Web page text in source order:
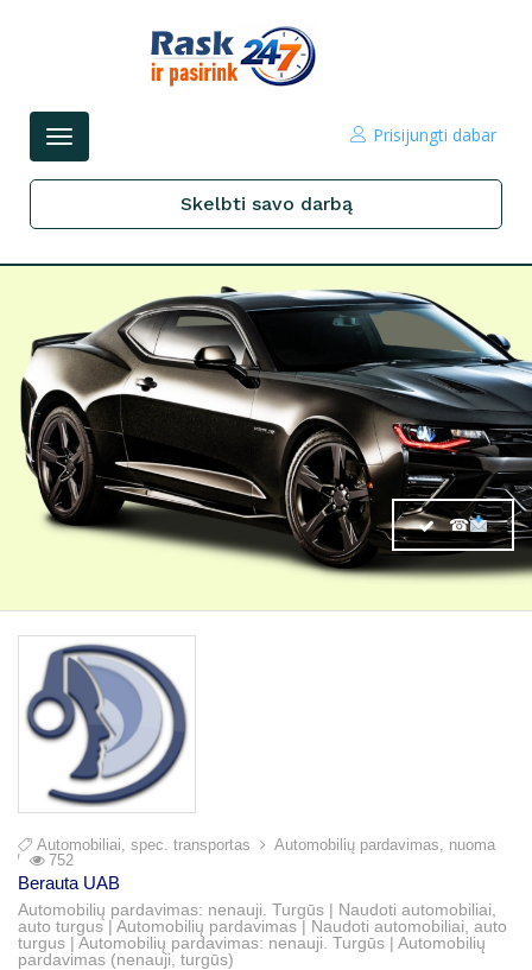
Perjungti
Prisijungti dabar
Skelbti savo darbą
☎
Automobiliai, spec. transportas
Automobilių pardavimas, nuoma
752
Berauta UAB
Automobilių pardavimas: nenauji. Turgūs | Naudoti automobiliai,
auto turgus | Automobilių pardavimas | Naudoti automobiliai, auto
turgus | Automobilių pardavimas: nenauji. Turgūs | Automobilių
pardavimas (nenauji, turgūs)